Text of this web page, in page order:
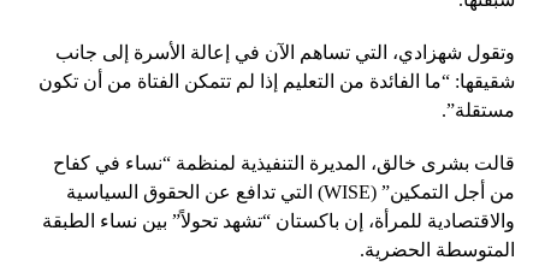
وتقول شهزادي، التي تساهم الآن في إعالة الأسرة إلى جانب
شقيقها: “ما الفائدة من التعليم إذا لم تتمكن الفتاة من أن تكون
مستقلة”.
قالت بشرى خالق، المديرة التنفيذية لمنظمة “نساء في كفاح
من أجل التمكين” (WISE) التي تدافع عن الحقوق السياسية
والاقتصادية للمرأة، إن باكستان “تشهد تحولاً” بين نساء الطبقة
المتوسطة الحضرية.